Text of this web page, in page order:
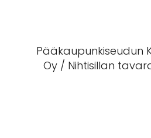
Pääkaupunkiseudun
Oy / Nihtisillan